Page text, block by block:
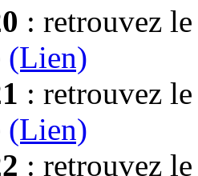
: retrouvez
(Lien)
: retrouvez
(Lien)
: retrouvez